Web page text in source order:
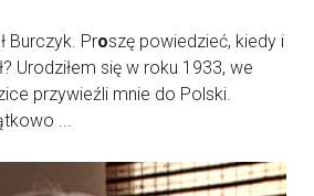
Burczyk. Proszę powiedzieć, kiedy i
Urodziłem się w roku 1933, we
przywieźli mnie do Polski.
...